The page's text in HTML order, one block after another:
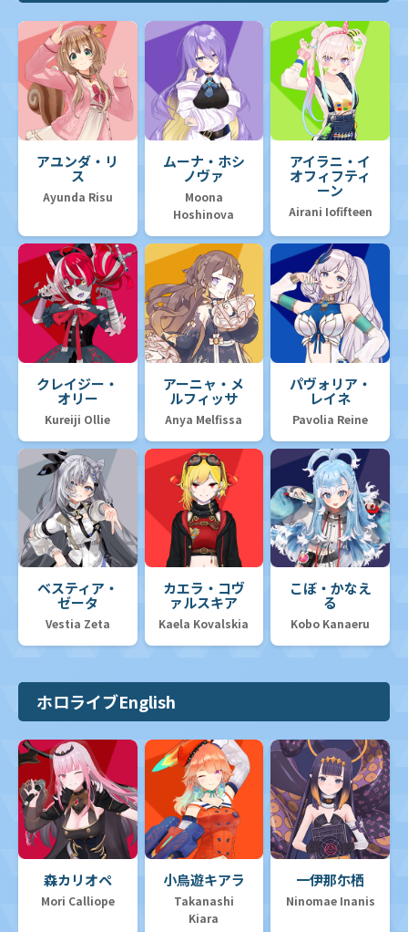
アユンダ・リ
ス
Ayunda Risu
ムーナ・ホシ
ノヴァ
Moona
Hoshinova
アイラニ・イ
オフィフティ
ーン
Airani Iofifteen
クレイジー・
オリー
Kureiji Ollie
アーニャ・メ
ルフィッサ
Anya Melfissa
パヴォリア・
レイネ
Pavolia Reine
ベスティア・
ゼータ
Vestia Zeta
カエラ・コヴ
ァルスキア
Kaela Kovalskia
こぼ・かなえ
る
Kobo Kanaeru
ホロライブEnglish
森カリオペ
Mori Calliope
小鳥遊キアラ
Takanashi
Kiara
一伊那尓栖
Ninomae Inanis